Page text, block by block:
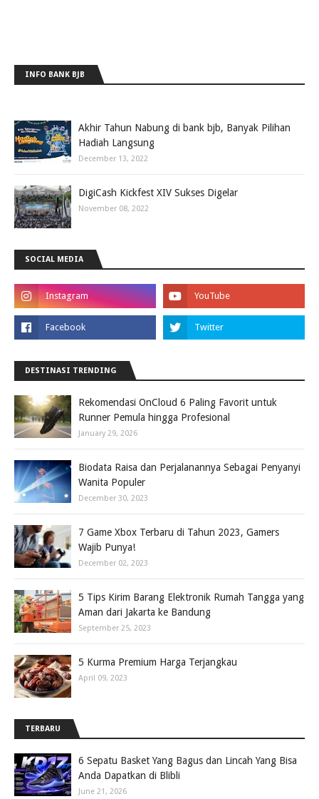
INFO BANK BJB
Akhir Tahun Nabung di bank bjb, Banyak Pilihan
Hadiah Langsung
December 13, 2022
DigiCash Kickfest XIV Sukses Digelar
November 08, 2022
SOCIAL MEDIA
DESTINASI TRENDING
Rekomendasi OnCloud 6 Paling Favorit untuk
Runner Pemula hingga Profesional
January 29, 2026
Biodata Raisa dan Perjalanannya Sebagai Penyanyi
Wanita Populer
December 30, 2023
7 Game Xbox Terbaru di Tahun 2023, Gamers
Wajib Punya!
December 02, 2023
5 Tips Kirim Barang Elektronik Rumah Tangga yang
Aman dari Jakarta ke Bandung
September 25, 2023
5 Kurma Premium Harga Terjangkau
April 09, 2023
TERBARU
6 Sepatu Basket Yang Bagus dan Lincah Yang Bisa
Anda Dapatkan di Blibli
June 21, 2026